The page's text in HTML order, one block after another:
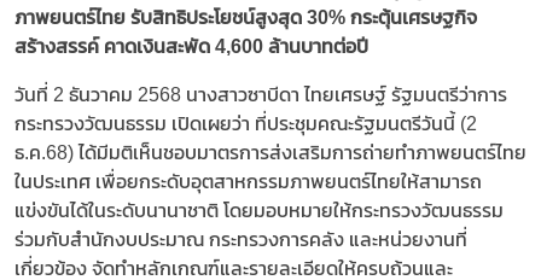
ภาพยนตร์ไทย รับสิทธิประโยชน์สูงสุด 30% กระตุ้นเศรษฐกิจ
สร้างสรรค์ คาดเงินสะพัด 4,600 ล้านบาทต่อปี
วันที่ 2 ธันวาคม 2568 นางสาวซาบีดา ไทยเศรษฐ์ รัฐมนตรีว่าการ
กระทรวงวัฒนธรรม เปิดเผยว่า ที่ประชุมคณะรัฐมนตรีวันนี้ (2
ธ.ค.68) ได้มีมติเห็นชอบมาตรการส่งเสริมการถ่ายทำภาพยนตร์ไทย
ในประเทศ เพื่อยกระดับอุตสาหกรรมภาพยนตร์ไทยให้สามารถ
แข่งขันได้ในระดับนานาชาติ โดยมอบหมายให้กระทรวงวัฒนธรรม
ร่วมกับสำนักงบประมาณ กระทรวงการคลัง และหน่วยงานที่
เกี่ยวข้อง จัดทำหลักเกณฑ์และรายละเอียดให้ครบถ้วนและ